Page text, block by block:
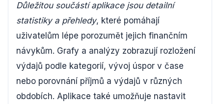
Důležitou součástí aplikace jsou detailní
statistiky a přehledy, které pomáhají
uživatelům lépe porozumět jejich finančním
návykům. Grafy a analýzy zobrazují rozložení
výdajů podle kategorií, vývoj úspor v čase
nebo porovnání příjmů a výdajů v různých
obdobích. Aplikace také umožňuje nastavit